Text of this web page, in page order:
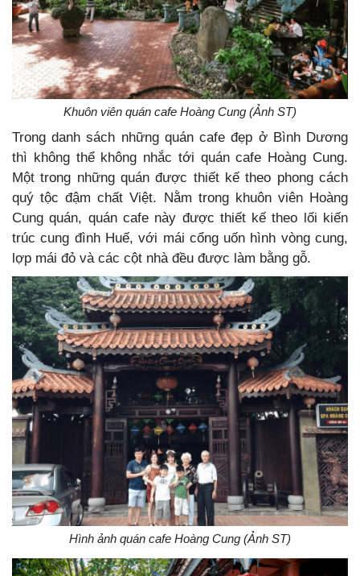
Khuôn viên quán cafe Hoàng Cung (Ảnh ST)
Trong danh sách những quán cafe đẹp ở Bình Dương
thì không thể không nhắc tới quán cafe Hoàng Cung.
Một trong những quán được thiết kế theo phong cách
quý tộc đậm chất Việt. Nằm trong khuôn viên Hoàng
Cung quán, quán cafe này được thiết kế theo lối kiến
trúc cung đình Huế, với mái cổng uốn hình vòng cung,
lợp mái đỏ và các cột nhà đều được làm bằng gỗ.
Hình ảnh quán cafe Hoàng Cung (Ảnh ST)